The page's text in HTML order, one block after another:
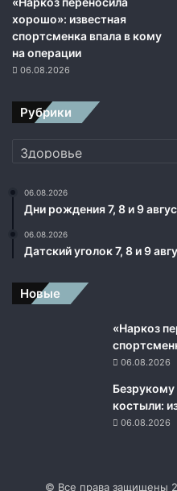
хорошо»: известная
спортсменка впала в кому
на операции
06.08.2026
Рубрики
Рубрики
06.08.2026
Дни рождения 7, 8 и 9
06.08.2026
Датский уголок 7, 8 и 9
Новые
«Наркоз
06.08.2026
Безрукому
костыли:
06.08.2026
© Все права защищены